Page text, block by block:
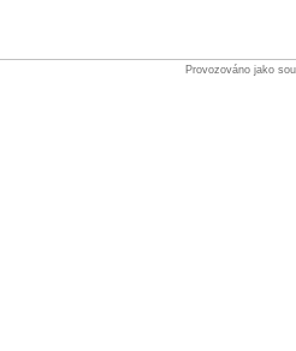
Provozováno jako